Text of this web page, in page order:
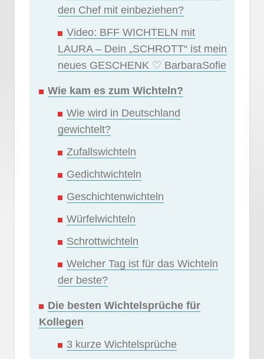
den Chef mit einbeziehen?
Video: BFF WICHTELN mit
LAURA – Dein „SCHROTT“ ist mein
neues GESCHENK ♡ BarbaraSofie
Wie kam es zum Wichteln?
Wie wird in Deutschland
gewichtelt?
Zufallswichteln
Gedichtwichteln
Geschichtenwichteln
Würfelwichteln
Schrottwichteln
Welcher Tag ist für das Wichteln
der beste?
Die besten Wichtelsprüche für
Kollegen
3 kurze Wichtelsprüche